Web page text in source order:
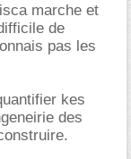
marche et
de
pas les
kes
des